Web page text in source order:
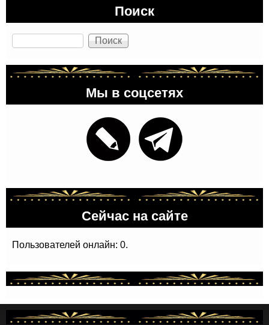
Поиск
Поиск
Мы в соцсетях
Сейчас на сайте
Пользователей онлайн: 0.